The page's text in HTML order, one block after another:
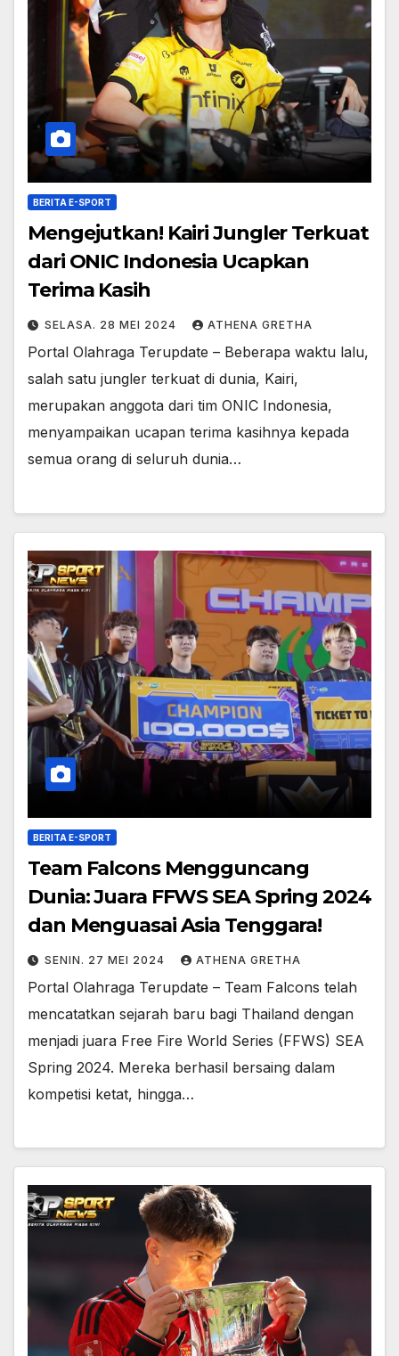
BERITA E-SPORT
Mengejutkan! Kairi Jungler Terkuat
dari ONIC Indonesia Ucapkan
Terima Kasih
SELASA. 28 MEI 2024 ATHENA GRETHA
Portal Olahraga Terupdate – Beberapa waktu lalu,
salah satu jungler terkuat di dunia, Kairi,
merupakan anggota dari tim ONIC Indonesia,
menyampaikan ucapan terima kasihnya kepada
semua orang di seluruh dunia…
BERITA E-SPORT
Team Falcons Mengguncang
Dunia: Juara FFWS SEA Spring 2024
dan Menguasai Asia Tenggara!
SENIN. 27 MEI 2024 ATHENA GRETHA
Portal Olahraga Terupdate – Team Falcons telah
mencatatkan sejarah baru bagi Thailand dengan
menjadi juara Free Fire World Series (FFWS) SEA
Spring 2024. Mereka berhasil bersaing dalam
kompetisi ketat, hingga…